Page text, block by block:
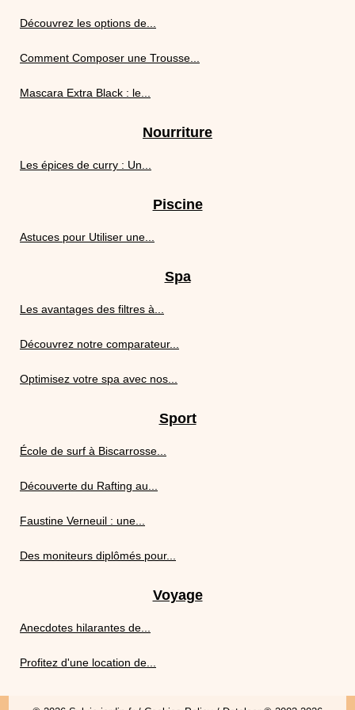
Découvrez les options de...
Comment Composer une Trousse...
Mascara Extra Black : le...
Nourriture
Les épices de curry : Un...
Piscine
Astuces pour Utiliser une...
Spa
Les avantages des filtres à...
Découvrez notre comparateur...
Optimisez votre spa avec nos...
Sport
École de surf à Biscarrosse...
Découverte du Rafting au...
Faustine Verneuil : une...
Des moniteurs diplômés pour...
Voyage
Anecdotes hilarantes de...
Profitez d'une location de...